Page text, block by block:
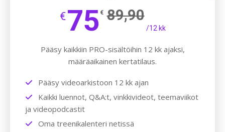
€75 € 89,90
/12 kk
Pääsy kaikkiin PRO-sisältöihin 12 kk ajaksi,
määräaikainen kertatilaus.
Pääsy videoarkistoon 12 kk ajan
Kaikki luennot, Q&A:t, vinkkivideot, teemaviikot
ja videopodcastit
Oma treenikalenteri netissä